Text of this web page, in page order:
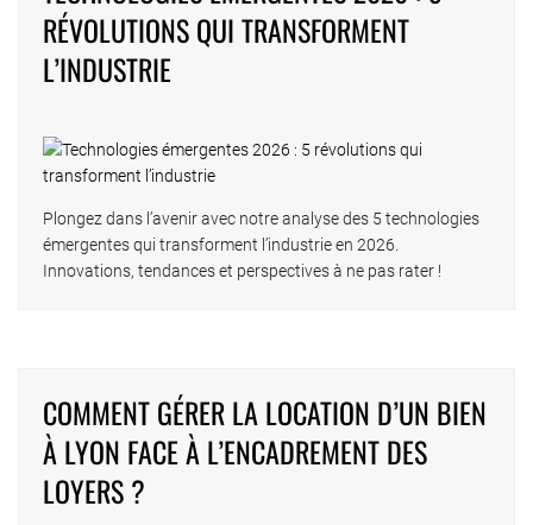
RÉVOLUTIONS QUI TRANSFORMENT
L’INDUSTRIE
Plongez dans l’avenir avec notre analyse des 5 technologies
émergentes qui transforment l’industrie en 2026.
Innovations, tendances et perspectives à ne pas rater !
COMMENT GÉRER LA LOCATION D’UN BIEN
À LYON FACE À L’ENCADREMENT DES
LOYERS ?